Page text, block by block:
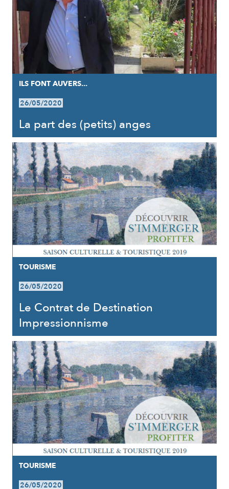
ILS FONT AUVERS...
26/05/2020
La part des (petits) anges
TOURISME
26/05/2020
Le Contrat de Destination
Impressionnisme
TOURISME
26/05/2020